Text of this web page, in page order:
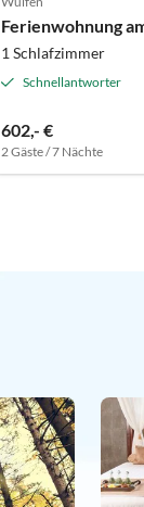
Ferienwohnung
1 Schlafzimmer
Schnellantworter
602,- €
2 Gäste / 7 Nächte